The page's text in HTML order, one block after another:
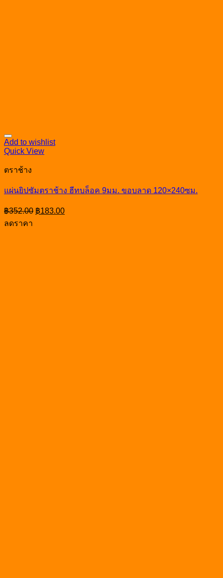
Add to wishlist
Quick View
ตราช้าง
แผ่นยิปซัมตราช้าง ฮีทบล็อค 9มม. ขอบลาด 120×240ซม.
฿352.00 Original
price
฿183.00Current
price
ลดราคา